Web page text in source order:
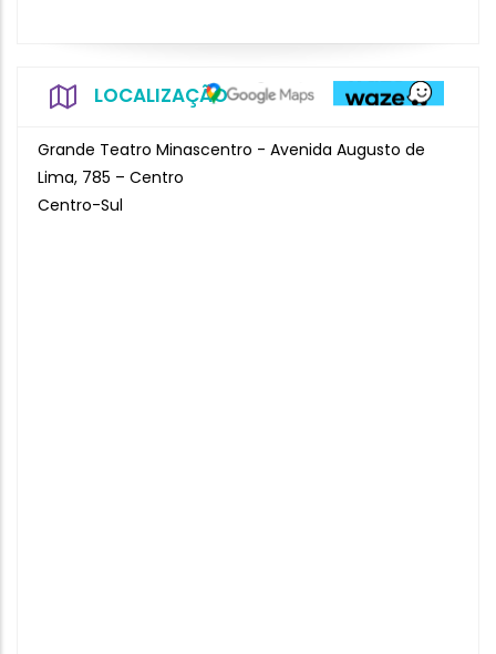
LOCALIZAÇÃO
Grande Teatro Minascentro - Avenida Augusto de
Lima, 785 – Centro
Centro-Sul